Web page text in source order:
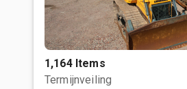
1,164 Items
Termijnveiling